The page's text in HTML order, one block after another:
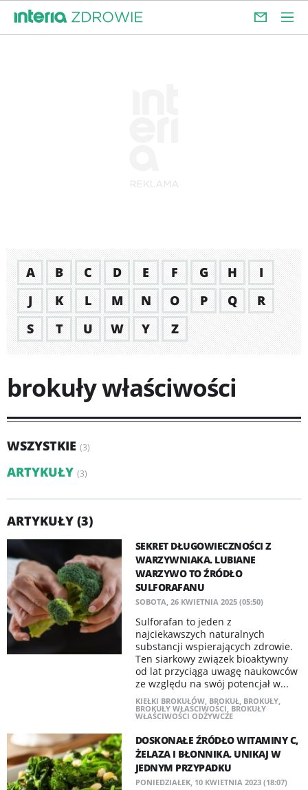
A B C D E F G H
I
J
K L M N O P Q
R
S
T U W Y Z
brokuły właściwości
WSZYSTKIE (3)
ARTYKUŁY (3)
ARTYKUŁY (3)
SEKRET DŁUGOWIECZNOŚCI Z
WARZYWNIAKA. LUBIANE
WARZYWO TO ŹRÓDŁO
SULFORAFANU
SOBOTA, 26 KWIETNIA 2025 (05:50)
Sulforafan to jeden z
najciekawszych naturalnych
substancji wspierających zdrowie.
Ten siarkowy związek bioaktywny
od lat przyciąga uwagę naukowców
ze względu na swój potencjał w...
KIEŁKI BROKUŁÓW, BROKUŁ, BROKUŁY,
BROKUŁY WŁAŚCIWOŚCI, BROKUŁY
WŁAŚCIWOŚCI ODŻYWCZE
DOSKONAŁE ŹRÓDŁO WITAMINY C,
ŻELAZA I BŁONNIKA. UNIKAJ W
JEDNYM PRZYPADKU
PONIEDZIAŁEK, 10 KWIETNIA 2023 (18:07)